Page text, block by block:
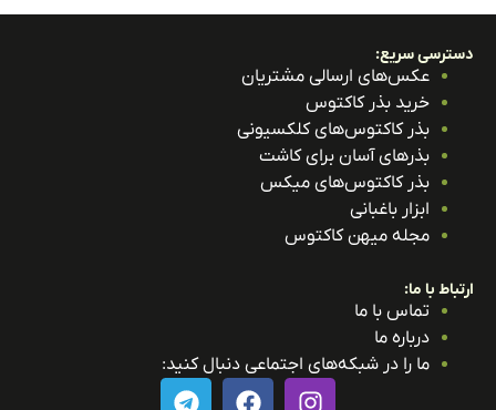
سریع:
عکس‌های ارسالی مشتریان
خرید بذر کاکتوس
بذر کاکتوس‌های کلکسیونی
بذرهای آسان برای کاشت
بذر کاکتوس‌های میکس
ابزار باغبانی
مجله میهن کاکتوس
با ما:
تماس با ما
درباره ما
ما را در شبکه‌های اجتماعی دنبال کنید: